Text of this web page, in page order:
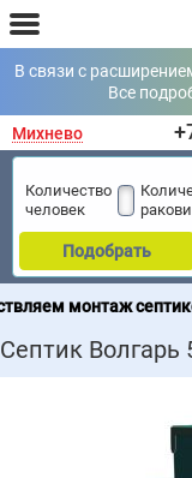
В связи с
Все
Михнево
Количество
человек
Подобрать
в пределах 200
Септик